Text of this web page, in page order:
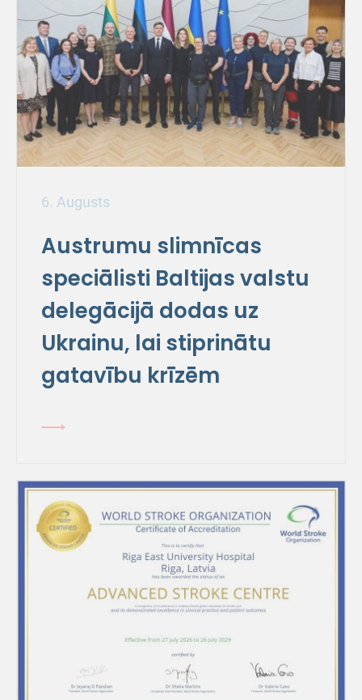
6. Augusts
Austrumu slimnīcas
speciālisti Baltijas valstu
delegācijā dodas uz
Ukrainu, lai stiprinātu
gatavību krīzēm